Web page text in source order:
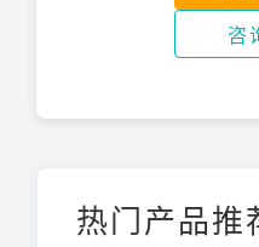
咨
热门产品推